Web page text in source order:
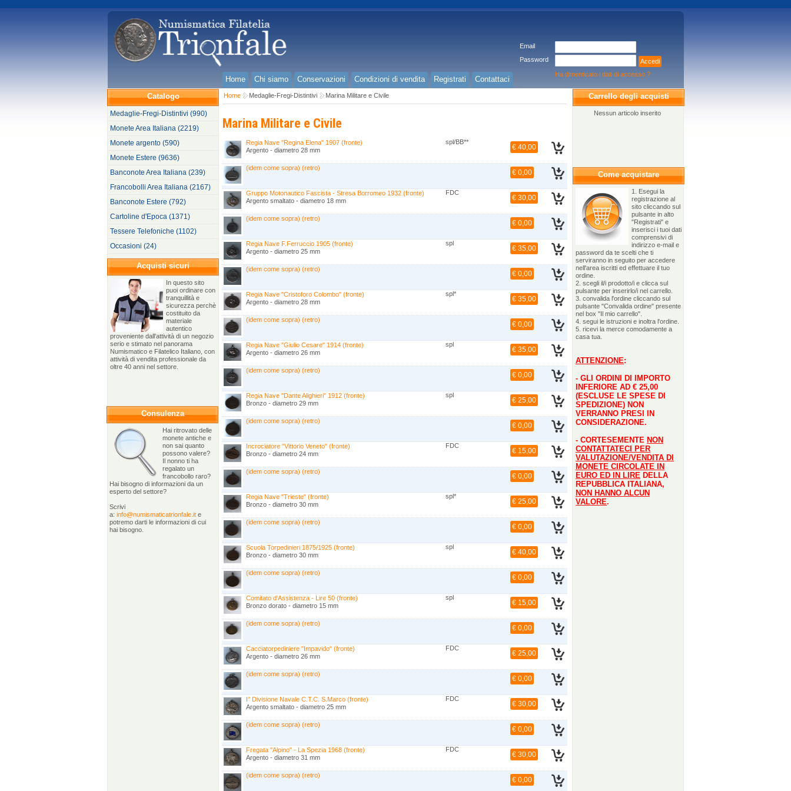
Email
Password
Accedi
Ha dimenticato i dati di accesso ?
Home Chi siamo Conservazioni Condizioni di vendita Registrati
Contattaci
Catalogo
Medaglie-Fregi-Distintivi (990)
Monete Area Italiana (2219)
Monete argento (590)
Monete Estere (9636)
Banconote Area Italiana (239)
Francobolli Area Italiana (2167)
Banconote Estere (792)
Cartoline d'Epoca (1371)
Tessere Telefoniche (1102)
Occasioni (24)
Acquisti sicuri
In questo sito
puoi ordinare con
tranquillità e
sicurezza perchè
costituito da
materiale
autentico
proveniente dall'attività di un negozio
serio e stimato nel panorama
Numismatico e Filatelico Italiano, con
attività di vendita professionale da
oltre 40 anni nel settore.
Consulenza
Hai ritrovato delle
monete antiche e
non sai quanto
possono valere?
Il nonno ti ha
regalato un
francobollo raro?
Hai bisogno di informazioni da un
esperto del settore?
Scrivi
a: info@numismaticatrionfale.it e
potremo darti le informazioni di cui
hai bisogno.
Carrello degli acquisti
Nessun articolo inserito
Come acquistare
1. Esegui la
registrazione al
sito cliccando sul
pulsante in alto
"Registrati" e
inserisci i tuoi dati
comprensivi di
indirizzo e-mail e
password da te scelti che ti
serviranno in seguito per accedere
nell'area iscritti ed effettuare il tuo
ordine.
2. scegli il/i prodotto/i e clicca sul
pulsante per inserirlo/i nel carrello.
3. convalida l'ordine cliccando sul
pulsante "Convalida ordine" presente
nel box "Il mio carrello".
4. segui le istruzioni e inoltra l'ordine.
5. ricevi la merce comodamente a
casa tua.
ATTENZIONE:
- GLI ORDINI DI IMPORTO
INFERIORE AD € 25,00
(ESCLUSE LE SPESE DI
SPEDIZIONE) NON
VERRANNO PRESI IN
CONSIDERAZIONE.
- CORTESEMENTE NON
CONTATTATECI PER
VALUTAZIONE/VENDITA DI
MONETE CIRCOLATE IN
EURO ED IN LIRE DELLA
REPUBBLICA ITALIANA,
NON HANNO ALCUN
VALORE.
Home Medaglie-Fregi-Distintivi Marina Militare e Civile
Marina Militare e Civile
Regia Nave "Regina Elena" 1907 (fronte)
spl/BB**
Argento - diametro 28 mm
€ 40,00
(idem come sopra) (retro)
€ 0,00
Gruppo Motonautico Fascista - Stresa Borromeo 1932 (fronte)
FDC
Argento smaltato - diametro 18 mm
€ 30,00
(idem come sopra) (retro)
€ 0,00
Regia Nave F.Ferruccio 1905 (fronte)
spl
Argento - diametro 25 mm
€ 35,00
(idem come sopra) (retro)
€ 0,00
Regia Nave "Cristoforo Colombo" (fronte)
spl*
Argento - diametro 28 mm
€ 35,00
(idem come sopra) (retro)
€ 0,00
Regia Nave "Giulio Cesare" 1914 (fronte)
spl
Argento - diametro 26 mm
€ 35,00
(idem come sopra) (retro)
€ 0,00
Regia Nave "Dante Alighieri" 1912 (fronte)
spl
Bronzo - diametro 29 mm
€ 25,00
(idem come sopra) (retro)
€ 0,00
Incrociatore "Vittorio Veneto" (fronte)
FDC
Bronzo - diametro 24 mm
€ 15,00
(idem come sopra) (retro)
€ 0,00
Regia Nave "Trieste" (fronte)
spl*
Bronzo - diametro 30 mm
€ 25,00
(idem come sopra) (retro)
€ 0,00
Scuola Torpedinieri 1875/1925 (fronte)
spl
Bronzo - diametro 30 mm
€ 40,00
(idem come sopra) (retro)
€ 0,00
Comitato d'Assistenza - Lire 50 (fronte)
spl
Bronzo dorato - diametro 15 mm
€ 15,00
(idem come sopra) (retro)
€ 0,00
Cacciatorpediniere "Impavido" (fronte)
FDC
Argento - diametro 26 mm
€ 25,00
(idem come sopra) (retro)
€ 0,00
I° Divisione Navale C.T.C. S.Marco (fronte)
FDC
Argento smaltato - diametro 25 mm
€ 30,00
(idem come sopra) (retro)
€ 0,00
Fregata "Alpino" - La Spezia 1968 (fronte)
FDC
Argento - diametro 31 mm
€ 30,00
(idem come sopra) (retro)
€ 0,00